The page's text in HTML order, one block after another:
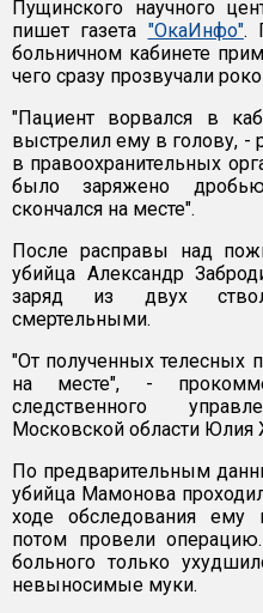
Пущинского научного
пишет газета "ОкаИнфо".
больничном кабинете
чего сразу прозвучали
"Пациент ворвался в
выстрелил ему в голову, -
в правоохранительных
было заряжено
скончался на месте".
После расправы над
убийца Александр
заряд из двух
смертельными.
"От полученных телесных
на месте", -
следственного
Московской области Юлия
По предварительным
убийца Мамонова
ходе обследования ему
потом провели
больного только
невыносимые муки.